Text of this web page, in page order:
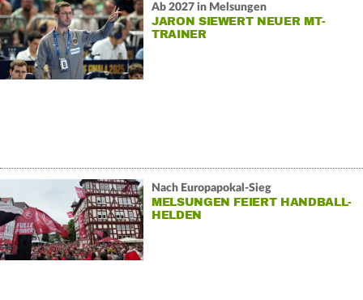
Ab 2027 in Melsungen
JARON SIEWERT NEUER MT-
TRAINER
Nach Europapokal-Sieg
MELSUNGEN FEIERT HANDBALL-
HELDEN